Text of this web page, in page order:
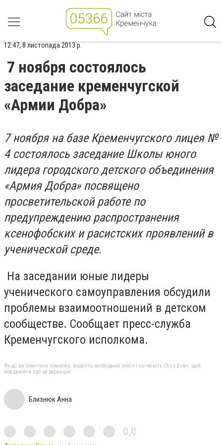
12:47, 8 листопада 2013 р.
7 ноября состоялось
заседание кременчугской
«Армии Добра»
7 ноября на базе Кременчугского лицея №
4 состоялось заседание Школы юного
лидера городского детского объединения
«Армия Добра» посвящено
просветительской работе по
предупреждению распространения
ксенофобских и расистских проявлений в
ученической среде.
На заседании юные лидеры
ученического самоуправления обсудили
проблемы взаимоотношений в детском
сообществе. Сообщает пресс-служба
Кременчугского исполкома.
Якщо ви помітили помилку, виділіть необхідний текст і натисніть Ctrl + Enter, щоб
повідомити про це редакцію
Близнюк Анна
0,0